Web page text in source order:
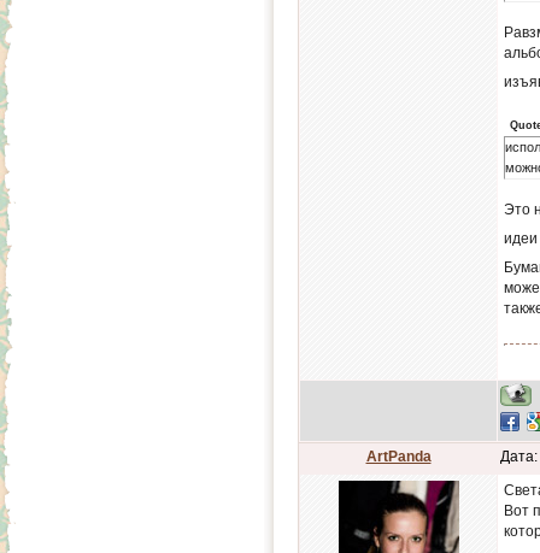
Это
идеи
ArtPanda
Вот